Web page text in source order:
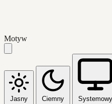
Motyw
Jasny Ciemny Systemowy